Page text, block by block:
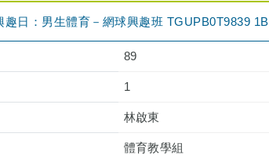
趣日：男生體育－網球興趣班 TGUPB0T9839 1B
89
1
林啟東
體育教學組